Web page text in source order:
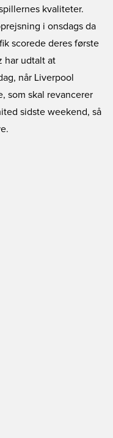
kvaliteter.
i onsdags da
scorede deres første
har udtalt at
når Liverpool
som skal revancerer
sidste weekend, så